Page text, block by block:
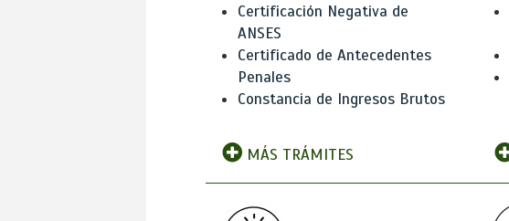
Certificación Negativa de
ANSES
Certificado de Antecedentes
Penales
Constancia de Ingresos Brutos
MÁS TRÁMITES